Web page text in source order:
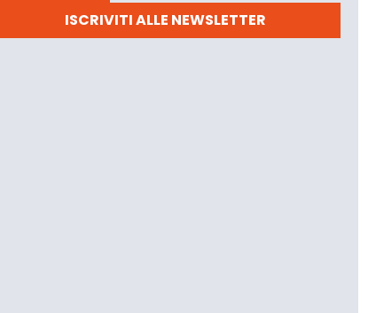
ISCRIVITI ALLE NEWSLETTER